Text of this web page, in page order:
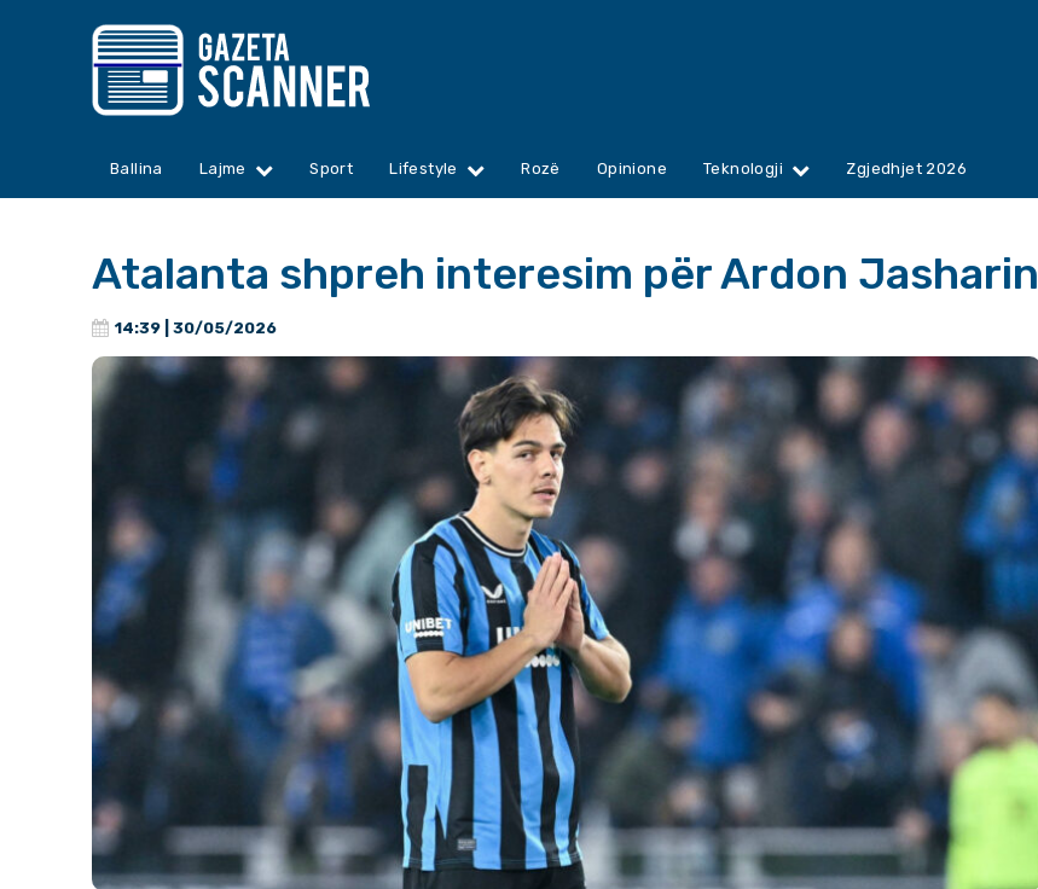
Ballina Lajme Sport Lifestyle Rozë Opinione Teknologji Zgjedhjet 2026
Atalanta shpreh interesim për Ardon Jasharin
14:39 | 30/05/2026